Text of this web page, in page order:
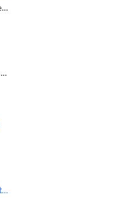
Tojo [Ayato's best friend]
Kikuchi [Mob's classmate]
Kuriyama Wataru